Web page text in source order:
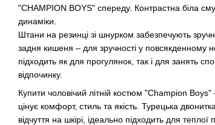
"CHAMPION BOYS" спереду. Контрастна біла
динаміки.
Штани на резинці зі шнурком забезпечують
задня кишеня – для зручності у повсякденному
підходить як для прогулянок, так і для занять
відпочинку.
Купити чоловічий літній костюм "Champion
цінує комфорт, стиль та якість. Турецька
відчуття на шкірі, ідеально підходить для